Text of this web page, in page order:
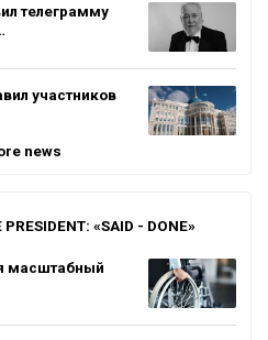
телеграмму
участников
news
«SAID - DONE»
масштабный